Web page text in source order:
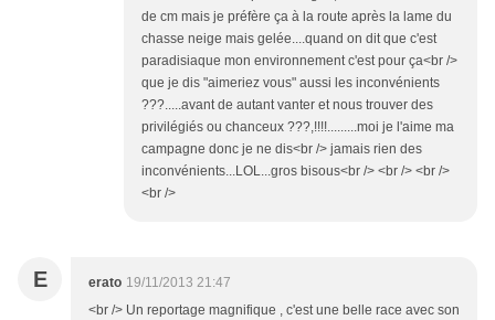
de cm mais je préfère ça à la route après la lame du
chasse neige mais gelée....quand on dit que c'est
paradisiaque mon environnement c'est pour ça<br />
que je dis "aimeriez vous" aussi les inconvénients
???.....avant de autant vanter et nous trouver des
privilégiés ou chanceux ???,!!!!.........moi je l'aime ma
campagne donc je ne dis<br /> jamais rien des
inconvénients...LOL...gros bisous<br /> <br /> <br />
<br />
E erato 19/11/2013 21:47
<br /> Un reportage magnifique , c'est une belle race avec son